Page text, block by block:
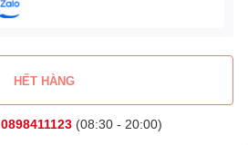
HẾT HÀNG
0898411123(08:30 - 20:00)